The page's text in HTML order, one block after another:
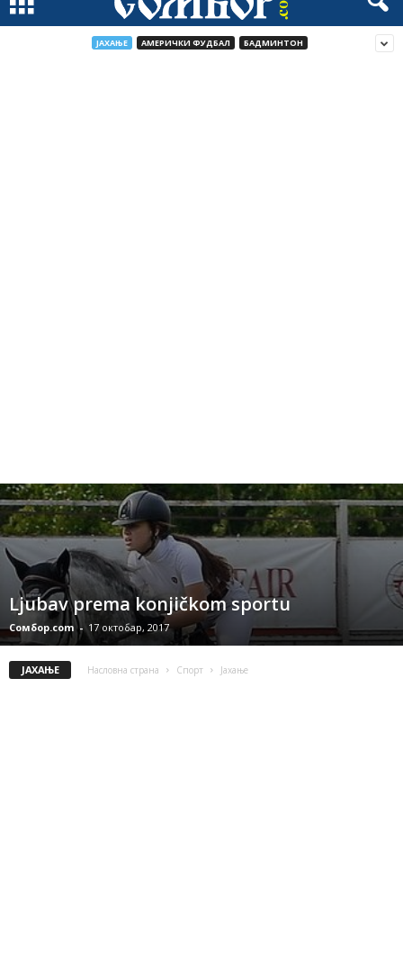
JАХАЊЕ АМЕРИЧКИ ФУДБАЛ БАДМИНТОН
Ljubav prema konjičkom sportu
Сомбор.com - 17 октобар, 2017
JАХАЊЕ Насловна страна Спорт Jахање